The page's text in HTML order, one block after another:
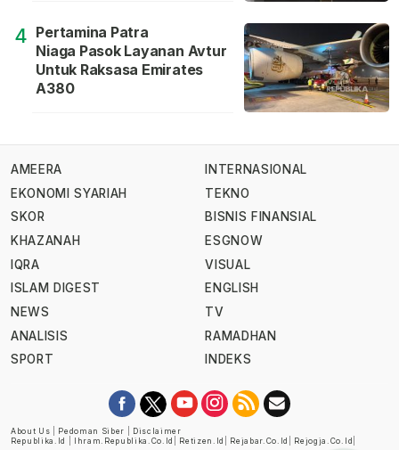
4 Pertamina Patra
Niaga Pasok Layanan Avtur
Untuk Raksasa Emirates
A380
AMEERA
EKONOMI SYARIAH
SKOR
KHAZANAH
IQRA
ISLAM DIGEST
NEWS
ANALISIS
SPORT
INTERNASIONAL
TEKNO
BISNIS FINANSIAL
ESGNOW
VISUAL
ENGLISH
TV
RAMADHAN
INDEKS
About Us Pedoman Siber
Disclaimer
Republika.id
Ihram.republika.co.id Retizen.id Rejabar.co.id Rejogja.co.id